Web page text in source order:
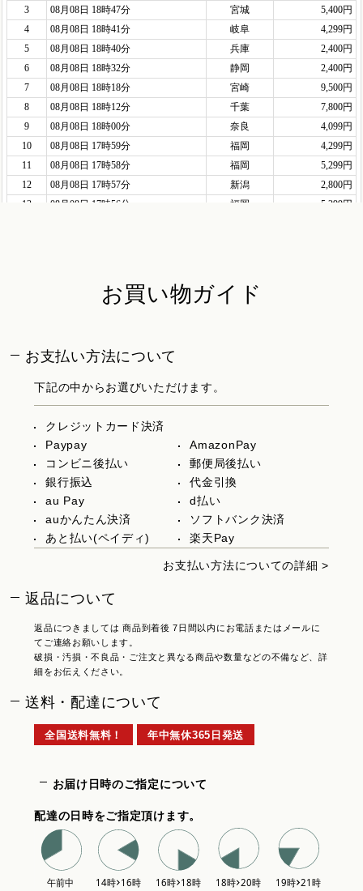
お買い物ガイド
お支払い方法について
下記の中からお選びいただけます。
クレジットカード決済
Paypay
AmazonPay
コンビニ後払い
郵便局後払い
銀行振込
代金引換
au Pay
d払い
auかんたん決済
ソフトバンク決済
あと払い(ペイディ)
楽天Pay
お支払い方法についての詳細 >
返品について
返品につきましては 商品到着後 7日間以内にお電話またはメールに
てご連絡お願いします。
破損・汚損・不良品・ご注文と異なる商品や数量などの不備など、詳
細をお伝えください。
送料・配達について
全国送料無料！ 年中無休365日発送
お届け日時のご指定について
配達の日時をご指定頂けます。